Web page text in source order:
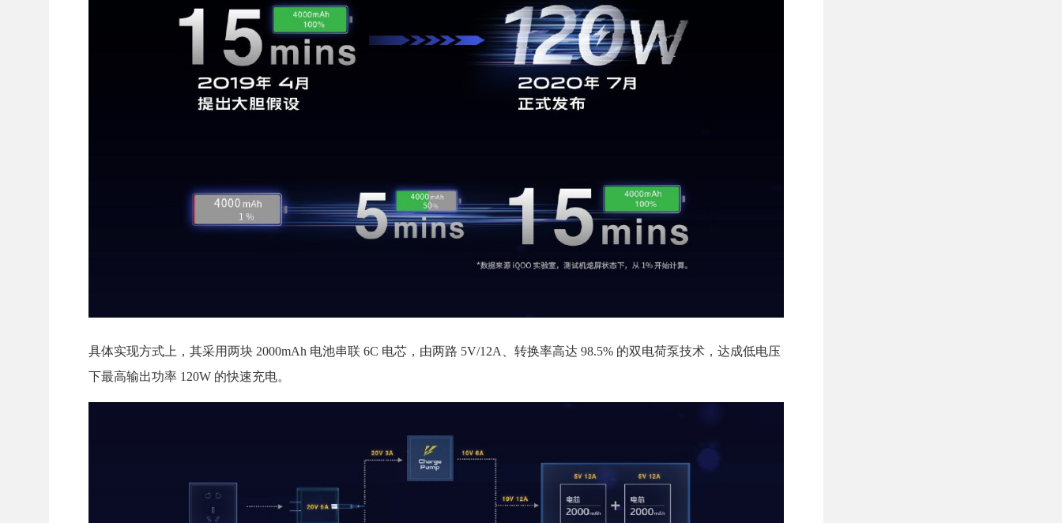
具体实现方式上，其采用两块 2000mAh 电池串联 6C 电芯，由两路 5V/12A、转换率高达 98.5% 的双电荷泵技术，达成低电压
下最高输出功率 120W 的快速充电。